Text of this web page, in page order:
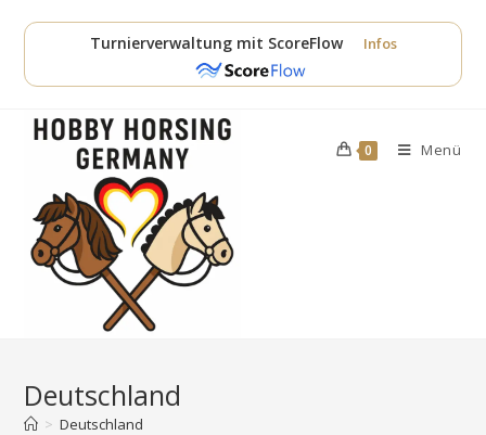
Inhalt
Turnierverwaltung mit ScoreFlow Infos
0 Menü
Deutschland
> Deutschland